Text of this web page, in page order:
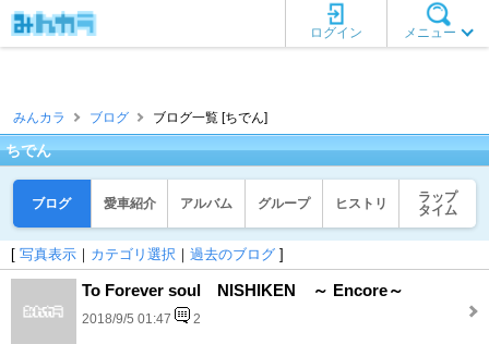
メニュー
ログイン
みんカラ ブログ ブログ一覧 [ちでん]
ちでん
ブログ 愛車紹介 アルバム グループ ヒストリ
ラップ
タイム
[ 写真表示 ｜ カテゴリ選択 ｜ 過去のブログ ]
To Forever soul NISHIKEN ～ Encore～
2018/9/5 01:47 2